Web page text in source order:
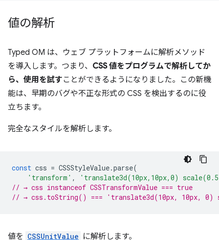
値の解析
Typed OM は、ウェブ プラットフォームに解析メソッド
を導入します。つまり、 CSS 値をプログラムで解析してか
ら、 使用を試す ことができるようになりました。この新機
能は、早期のバグや不正な形式の CSS を検出するのに役
立ちます。
完全なスタイルを解析します。
const css = CSSStyleValue.parse(
'transform' ,
'translate3d(10px,10px,0)
// → css instanceof CSSTransformValue === true
// → css.toString() === 'translate3d(10px, 10px, 0)
値を CSSUnitValue に解析します。